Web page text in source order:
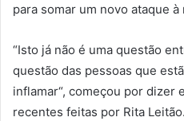
para somar um novo ataque
“Isto já não é uma questão
questão das pessoas que
inflamar“, começou por dizer
recentes feitas por Rita Leitão.